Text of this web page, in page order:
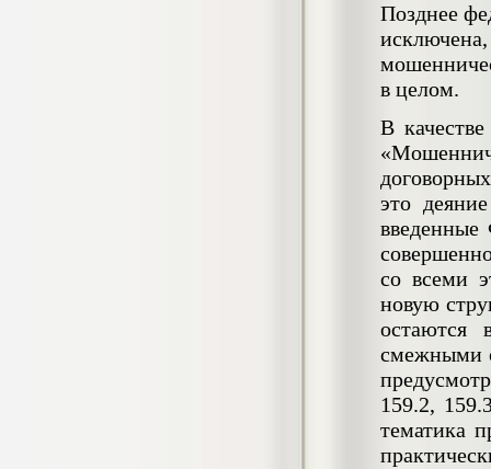
Позднее
в целом.
В
это
введенные
со всеми
новую
остаются
смежными
159.2,
тематика